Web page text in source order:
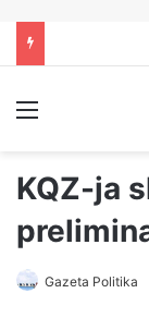
Menu
KQZ-ja
Gazeta Politika